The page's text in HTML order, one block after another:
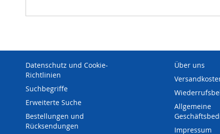
Datenschutz und Cookie-
Richtlinien
Suchbegriffe
Erweiterte Suche
Bestellungen und
Rücksendungen
Über uns
Allgemeine
Impressum